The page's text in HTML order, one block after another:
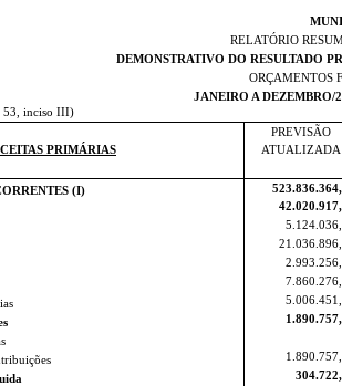
RELATÓRIO
DEMONSTRATIVO DO RESULTADO
ORÇAMENTOS
JANEIRO A DEZEMBRO/
53, inciso III)
PREVISÃO
PRIMÁRIAS
ATUALIZADA
(I)